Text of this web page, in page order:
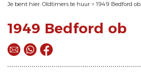
Je bent hier: Oldtimers te huur > 1949 Bedford ob
1949 Bedford ob